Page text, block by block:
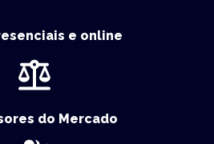
e online
do Mercado